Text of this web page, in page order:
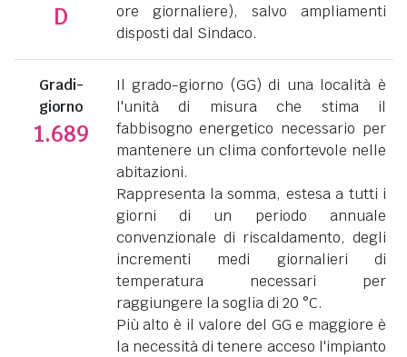
D
ore giornaliere), salvo ampliamenti
disposti dal Sindaco.
Gradi-
giorno
1.689
Il grado-giorno (GG) di una località è
l'unità di misura che stima il
fabbisogno energetico necessario per
mantenere un clima confortevole nelle
abitazioni.
Rappresenta la somma, estesa a tutti i
giorni di un periodo annuale
convenzionale di riscaldamento, degli
incrementi medi giornalieri di
temperatura necessari per
raggiungere la soglia di 20 °C.
Più alto è il valore del GG e maggiore è
la necessità di tenere acceso l'impianto